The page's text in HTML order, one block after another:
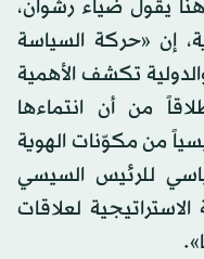
يقول ضياء رشوان،
إن «حركة السياسة
تكشف الأهمية
من أن انتماءها
من مكوّنات الهوية
للرئيس السيسي
لعلاقات